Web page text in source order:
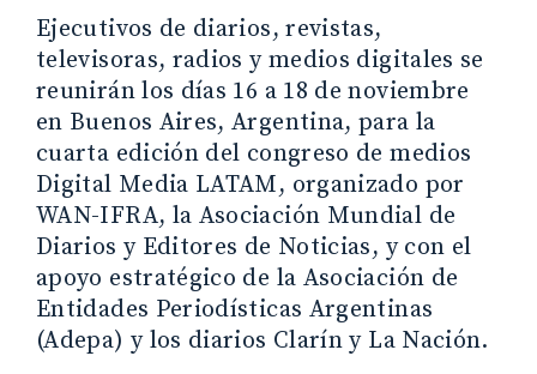
Ejecutivos de diarios, revistas,
televisoras, radios y medios digitales se
reunirán los días 16 a 18 de noviembre
en Buenos Aires, Argentina, para la
cuarta edición del congreso de medios
Digital Media LATAM, organizado por
WAN-IFRA, la Asociación Mundial de
Diarios y Editores de Noticias, y con el
apoyo estratégico de la Asociación de
Entidades Periodísticas Argentinas
(Adepa) y los diarios Clarín y La Nación.